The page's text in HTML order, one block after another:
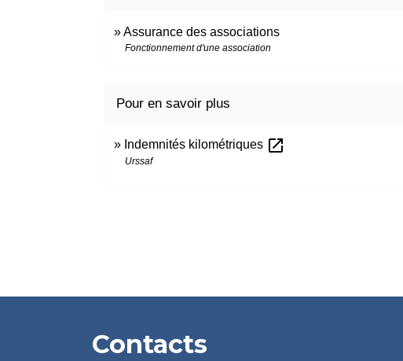
Assurance des associations
Fonctionnement d'une association
Pour en savoir plus
Indemnités kilométriques open_in_new
Urssaf
Contacts